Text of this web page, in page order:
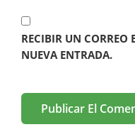
RECIBIR UN CORREO
NUEVA ENTRADA.